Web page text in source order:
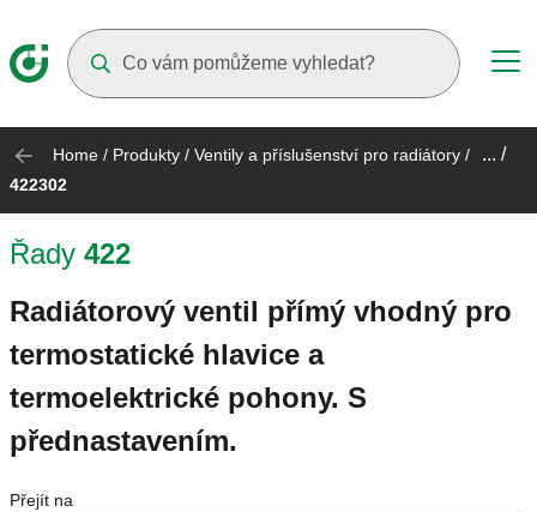
Home / Produkty / Ventily a příslušenství pro radiátory / ... /
422302
Řady 422
Radiátorový ventil přímý vhodný pro
termostatické hlavice a
termoelektrické pohony. S
přednastavením.
Přejít na